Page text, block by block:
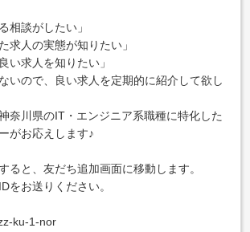
相談がしたい」
求人の実態が知りたい」
い求人を知りたい」
いので、良い求人を定期的に紹介して欲し
奈川県のIT・エンジニア系職種に特化した
がお応えします♪
ると、友だち追加画面に移動します。
をお送りください。
ku-1-nor